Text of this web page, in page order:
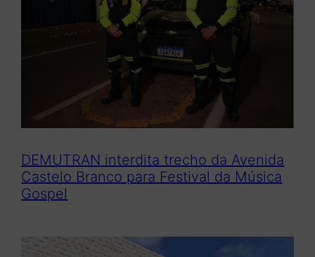
DEMUTRAN interdita trecho da Avenida
Castelo Branco para Festival da Música
Gospel